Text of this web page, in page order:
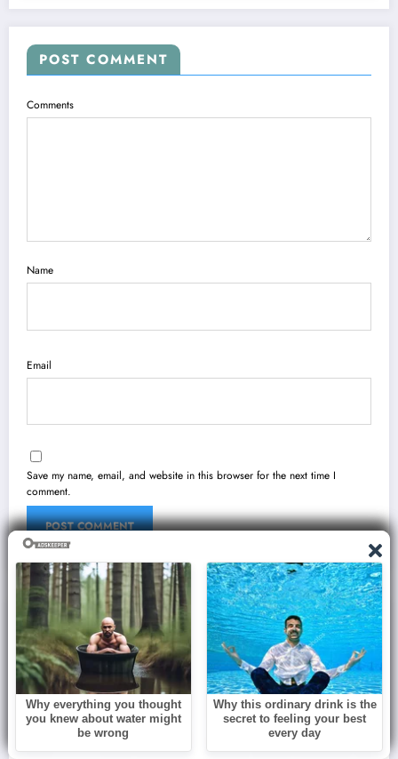
POST COMMENT
Comments
Name
Email
Save my name, email, and website in this browser for the next time I
comment.
You May Have Missed
BLOG